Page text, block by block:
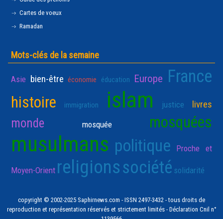
Cartes de voeux
Ramadan
Mots-clés de la semaine
Asie bien-être économie éducation Europe France
histoire immigration islam justice livres
monde mosquée mosquées
musulmans politique Proche et
Moyen-Orient religionssociété solidarité
copyright © 2002-2025 Saphirnews.com - ISSN 2497-3432 - tous droits de
reproduction et représentation réservés et strictement limités - Déclaration Cnil n°